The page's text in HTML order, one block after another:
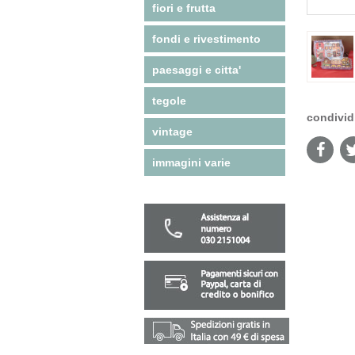
fiori e frutta
fondi e rivestimento
paesaggi e citta'
tegole
vintage
immagini varie